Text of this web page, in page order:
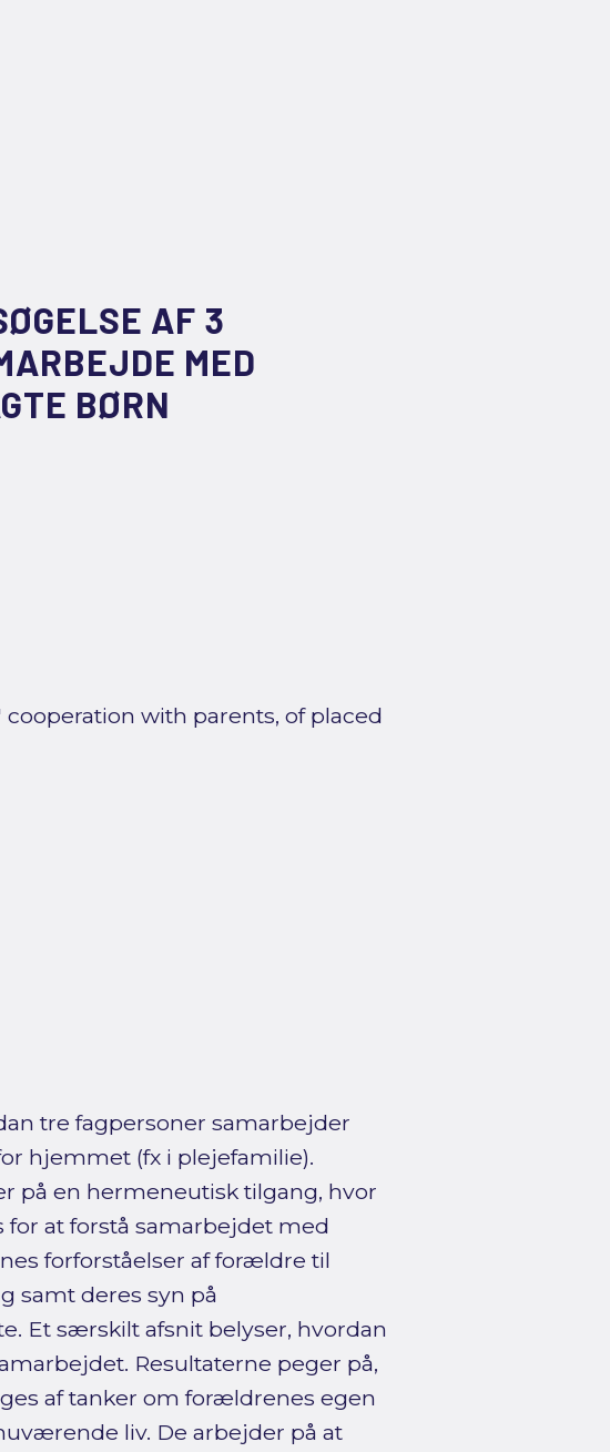
AF 3
MED
BØRN
with parents, of placed
tre fagpersoner samarbejder
hjemmet (fx i plejefamilie).
på en hermeneutisk tilgang, hvor
at forstå samarbejdet med
forforståelser af forældre til
samt deres syn på
Et særskilt afsnit belyser, hvordan
Resultaterne peger på,
af tanker om forældrenes egen
liv. De arbejder på at